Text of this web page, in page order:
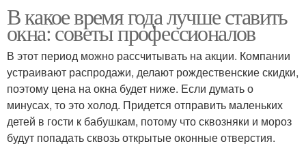
В какое время года лучше ставить
окна: советы профессионалов
В этот период можно рассчитывать на акции. Компании
устраивают распродажи, делают рождественские скидки,
поэтому цена на окна будет ниже. Если думать о
минусах, то это холод. Придется отправить маленьких
детей в гости к бабушкам, потому что сквозняки и мороз
будут попадать сквозь открытые оконные отверстия.